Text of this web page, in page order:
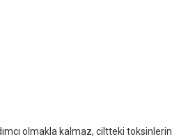
olmakla kalmaz, ciltteki toksinlerin